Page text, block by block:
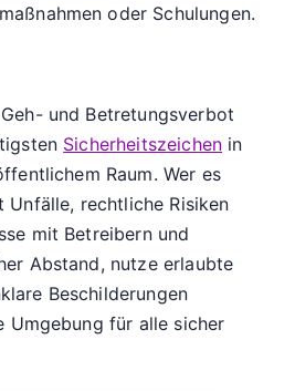
oder Schulungen.
und Betretungsverbot
Sicherheitszeichen in
Raum. Wer es
Unfälle, rechtliche Risiken
mit Betreibern und
Abstand, nutze erlaubte
Beschilderungen
für alle sicher